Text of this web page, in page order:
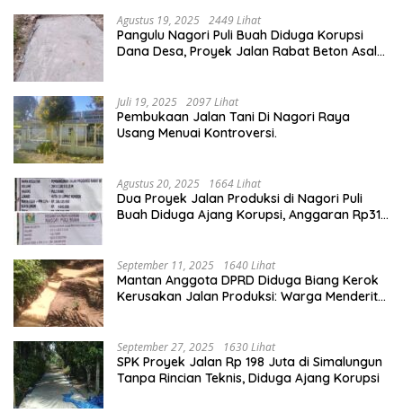
Agustus 19, 2025 2449 Lihat
Pangulu Nagori Puli Buah Diduga Korupsi
Dana Desa, Proyek Jalan Rabat Beton Asal
Juli 19, 2025 2097 Lihat
Pembukaan Jalan Tani Di Nagori Raya
Usang Menuai Kontroversi.
Agustus 20, 2025 1664 Lihat
Dua Proyek Jalan Produksi di Nagori Puli
Buah Diduga Ajang Korupsi, Anggaran Rp314
September 11, 2025 1640 Lihat
Mantan Anggota DPRD Diduga Biang Kerok
Kerusakan Jalan Produksi: Warga Menderita,
September 27, 2025 1630 Lihat
SPK Proyek Jalan Rp 198 Juta di Simalungun
Tanpa Rincian Teknis, Diduga Ajang Korupsi